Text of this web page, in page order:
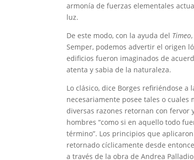
armonía de fuerzas elementales
luz.
De este modo, con la ayuda del Timeo
Semper, podemos advertir el origen
edificios fueron imaginados de
atenta y sabia de la naturaleza.
Lo clásico, dice Borges refiriéndose
necesariamente posee tales o
diversas razones retornan con fervor
hombres “como si en aquello todo
término”. Los principios que
retornado cíclicamente desde
a través de la obra de Andrea